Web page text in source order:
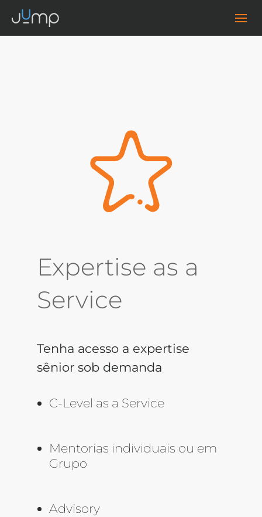
Expertise as a
Service
Tenha acesso a expertise
sênior sob demanda
C-Level as a Service
Mentorias individuais ou em
Grupo
Advisory